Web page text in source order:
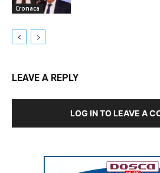
Cronaca
LEAVE A REPLY
LOG IN TO LEAVE A